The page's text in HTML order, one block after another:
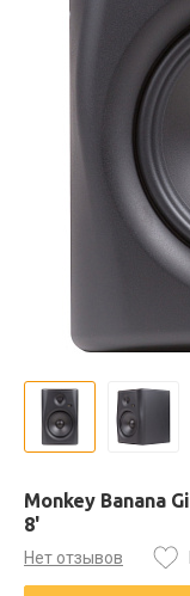
Monkey Banana
8'
Нет отзывов